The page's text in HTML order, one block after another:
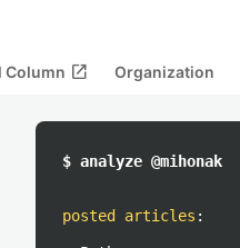
Column open_in_new Organization
$ analyze @mihonak
posted articles :